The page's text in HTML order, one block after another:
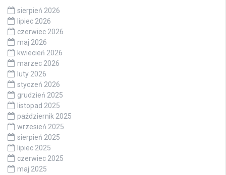
sierpień 2026
lipiec 2026
czerwiec 2026
maj 2026
kwiecień 2026
marzec 2026
luty 2026
styczeń 2026
grudzień 2025
listopad 2025
październik 2025
wrzesień 2025
sierpień 2025
lipiec 2025
czerwiec 2025
maj 2025